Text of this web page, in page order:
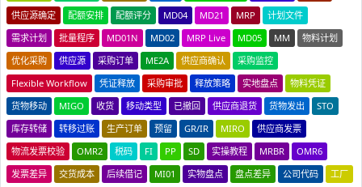
供应源确定
配额安排 配额评分 MD04 MD21 MRP
计划文件
需求计划
批量程序 MD01N MD02 MRP Live MD05 MM
物料计划
优化采购
供应源 采购订单 ME2A 供应商确认
采购监控
Flexible Workflow
凭证释放 采购审批 释放策略 实地盘点
物料凭证
货物移动
MIGO 收货 移动类型 已撤回 供应商退货 货物发出
STO
库存转储
转移过账 生产订单 预留 GR/IR MIRO
供应商发票
物流发票校验
OMR2 税码 FI PP SD 实操教程 MRBR
OMR6
发票差异
交货成本 后续借记 MI01 实物盘点 盘点差异 公司代码
工厂